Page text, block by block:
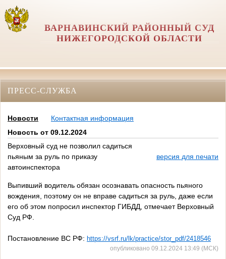
ВАРНАВИНСКИЙ РАЙОННЫЙ СУД
НИЖЕГОРОДСКОЙ ОБЛАСТИ
ПРЕСС-СЛУЖБА
Новости
Контактная информация
Новость от 09.12.2024
Верховный суд не позволил садиться
пьяным за руль по приказу
автоинспектора
версия для печати
Выпивший водитель обязан осознавать опасность пьяного
вождения, поэтому он не вправе садиться за руль, даже если
его об этом попросил инспектор ГИБДД, отмечает Верховный
Суд РФ.
Постановление ВС РФ: https://vsrf.ru/lk/practice/stor_pdf/2418546
опубликовано 09.12.2024 13:49 (МСК)